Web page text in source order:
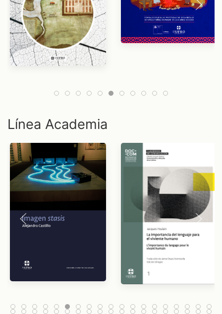
Línea Academia